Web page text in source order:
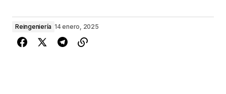
Reingeniería 14 enero, 2025